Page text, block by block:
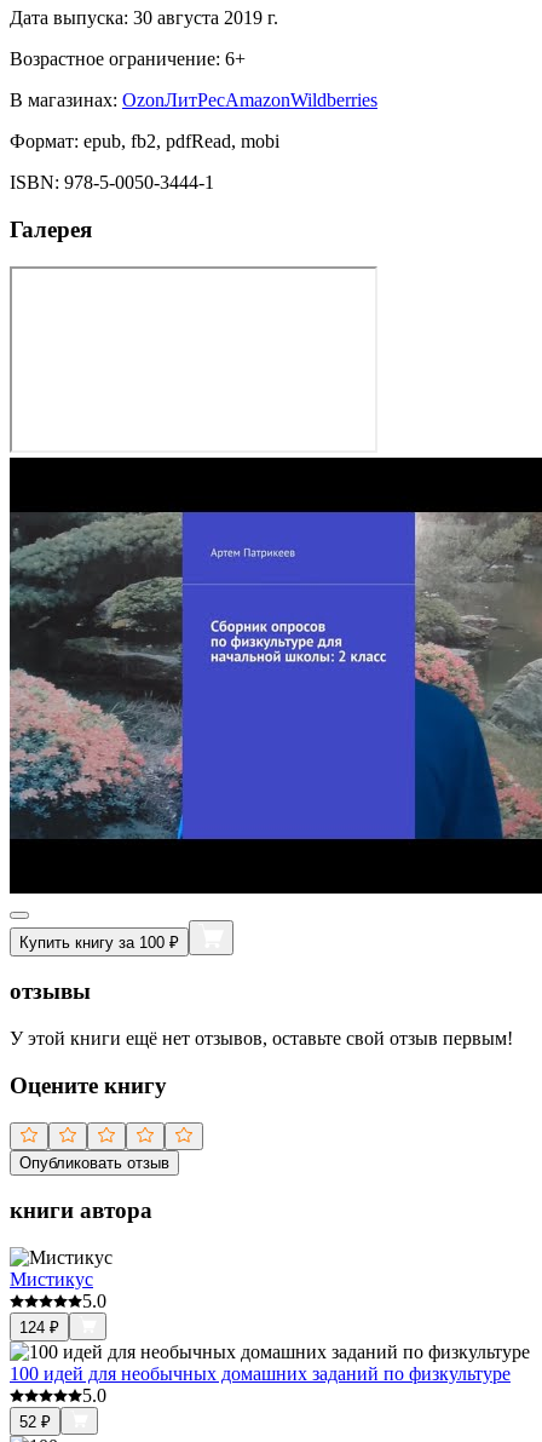
Дата выпуска: 30 августа 2019 г.
Возрастное ограничение: 6+
В магазинах: OzonЛитРесAmazonWildberries
Формат: epub, fb2, pdfRead, mobi
ISBN: 978-5-0050-3444-1
Галерея
Купить книгу за 100 ₽
отзывы
У этой книги ещё нет отзывов, оставьте свой отзыв первым!
Оцените книгу
Опубликовать отзыв
книги автора
Мистикус
5.0
124 ₽
100 идей для необычных домашних заданий по физкультуре
5.0
52 ₽